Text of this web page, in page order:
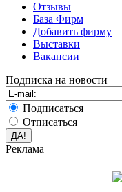
Отзывы
База Фирм
Добавить фирму
Выставки
Вакансии
Подписка на новости
Подписаться
Отписаться
Реклама